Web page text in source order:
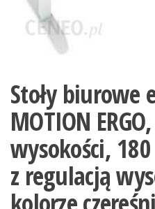
Stoły biurowe
MOTION
wysokości,
z regulacją